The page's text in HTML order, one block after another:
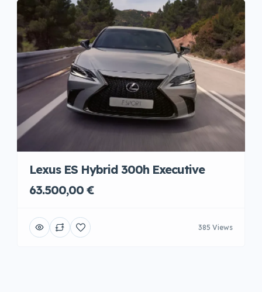
Lexus ES Hybrid 300h Executive
63.500,00 €
385 Views